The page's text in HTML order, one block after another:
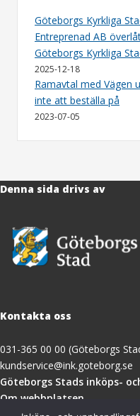
Göteborgs Kyrkliga
Entreprenad AB
Göteborgs Kyrkliga
2025-12-18
Ramavtal med Vägen
inte att beställa på
2023-07-05
Denna sida drivs av
Kontakta oss
031-365 00 00 (Göteborgs
kundservice@ink.goteborg.se
Göteborgs Stads inköps-
Om webbplatsen